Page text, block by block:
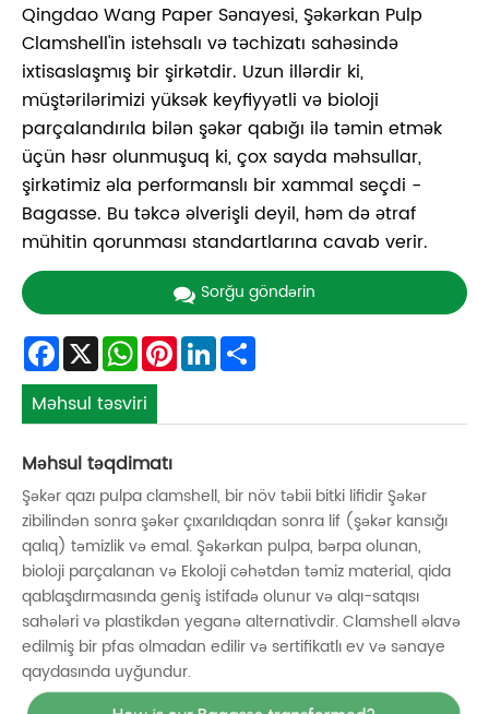
Qingdao Wang Paper Sənayesi, Şəkərkan Pulp
Clamshell'in istehsalı və təchizatı sahəsində
ixtisaslaşmış bir şirkətdir. Uzun illərdir ki,
müştərilərimizi yüksək keyfiyyətli və bioloji
parçalandırıla bilən şəkər qabığı ilə təmin etmək
üçün həsr olunmuşuq ki, çox sayda məhsullar,
şirkətimiz əla performanslı bir xammal seçdi -
Bagasse. Bu təkcə əlverişli deyil, həm də ətraf
mühitin qorunması standartlarına cavab verir.
Sorğu göndərin
Facebook
X WhatsApp
Pinterest
LinkedIn
Məhsul təsviri
Məhsul təqdimatı
Şəkər qazı pulpa clamshell, bir növ təbii bitki lifidir Şəkər
zibilindən sonra şəkər çıxarıldıqdan sonra lif (şəkər kansığı
qalıq) təmizlik və emal. Şəkərkan pulpa, bərpa olunan,
bioloji parçalanan və Ekoloji cəhətdən təmiz material, qida
qablaşdırmasında geniş istifadə olunur və alqı-satqısı
sahələri və plastikdən yeganə alternativdir. Clamshell əlavə
edilmiş bir pfas olmadan edilir və sertifikatlı ev və sənaye
qaydasında uyğundur.